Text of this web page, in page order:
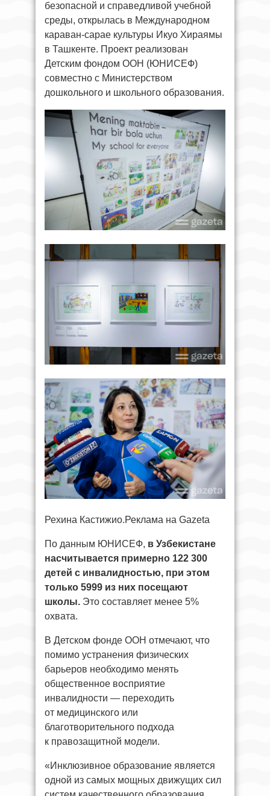
безопасной и справедливой учебной
среды, открылась в Международном
караван-сарае культуры Икуо Хираямы
в Ташкенте. Проект реализован
Детским фондом ООН (ЮНИСЕФ)
совместно с Министерством
дошкольного и школьного образования.
Рехина Кастижио.Реклама на Gazeta
По данным ЮНИСЕФ, в Узбекистане
насчитывается примерно 122 300
детей с инвалидностью, при этом
только 5999 из них посещают
школы. Это составляет менее 5%
охвата.
В Детском фонде ООН отмечают, что
помимо устранения физических
барьеров необходимо менять
общественное восприятие
инвалидности — переходить
от медицинского или
благотворительного подхода
к правозащитной модели.
«Инклюзивное образование является
одной из самых мощных движущих сил